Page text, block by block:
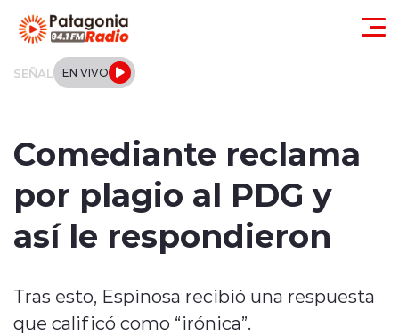
SEÑAL EN VIVO
Local
Internacional
Comediante reclama
por plagio al PDG y
así le respondieron
Tras esto, Espinosa recibió una respuesta
que calificó como “irónica”.